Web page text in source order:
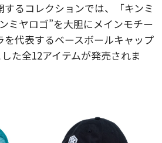
るコレクションでは、「キンミ
ミヤロゴ”を大胆にメインモチー
を代表するベースボールキャップ
した全12アイテムが発売されま